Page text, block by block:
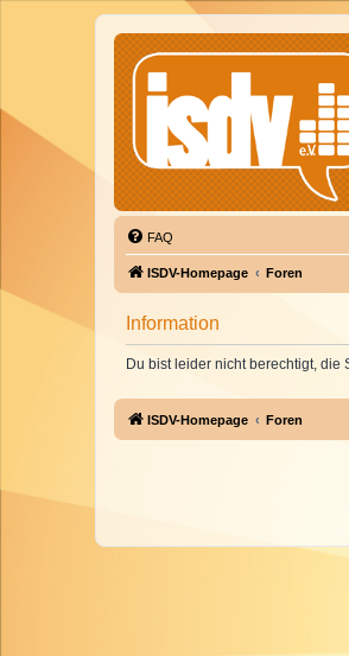
FAQ
ISDV-Homepage Foren
Information
Du bist leider nicht berechtigt, die
ISDV-Homepage Foren